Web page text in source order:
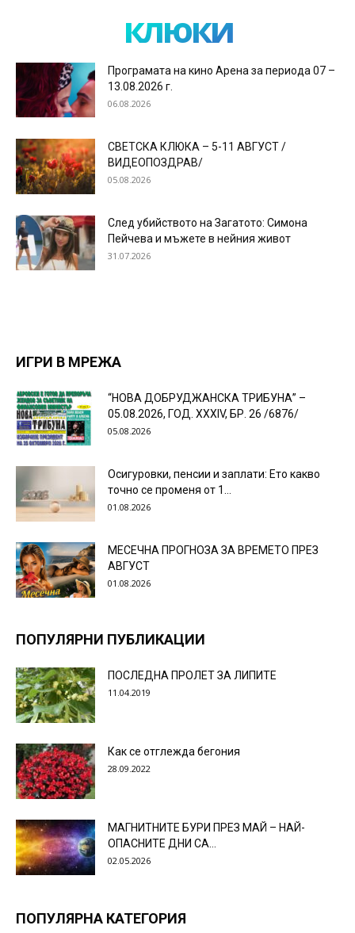
клюки
Програмата на кино Арена за периода 07 –
13.08.2026 г.
06.08.2026
СВЕТСКА КЛЮКА – 5-11 АВГУСТ /
ВИДЕОПОЗДРАВ/
05.08.2026
След убийството на Загатото: Симона
Пейчева и мъжете в нейния живот
31.07.2026
ИГРИ В МРЕЖА
“НОВА ДОБРУДЖАНСКА ТРИБУНА” –
05.08.2026, ГОД. XXХIV, БР. 26 /6876/
05.08.2026
Осигуровки, пенсии и заплати: Ето какво
точно се променя от 1...
01.08.2026
МЕСЕЧНА ПРОГНОЗА ЗА ВРЕМЕТО ПРЕЗ
АВГУСТ
01.08.2026
ПОПУЛЯРНИ ПУБЛИКАЦИИ
ПОСЛЕДНА ПРОЛЕТ ЗА ЛИПИТЕ
11.04.2019
Как се отглежда бегония
28.09.2022
МАГНИТНИТЕ БУРИ ПРЕЗ МАЙ – НАЙ-
ОПАСНИТЕ ДНИ СА…
02.05.2026
ПОПУЛЯРНА КАТЕГОРИЯ